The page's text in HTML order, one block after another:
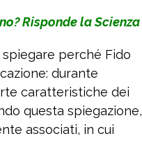
Risponde la Scienza
spiegare perché Fido
durante
caratteristiche dei
questa spiegazione,
associati, in cui